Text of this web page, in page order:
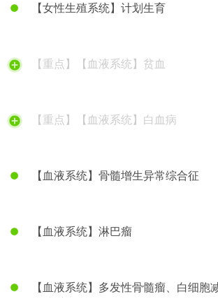
【女性生殖系统】计划生育
【重点】【血液系统】贫血
【重点】【血液系统】白血病
【血液系统】骨髓增生异常综合征
【血液系统】淋巴瘤
【血液系统】多发性骨髓瘤、白细胞